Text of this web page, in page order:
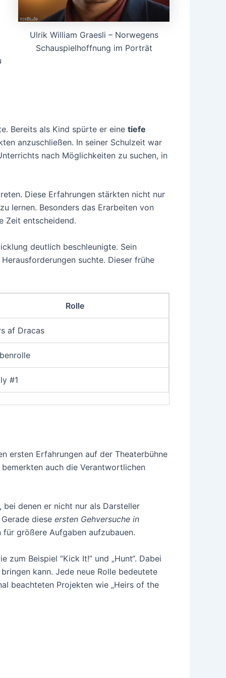
Ulrik William Graesli – Norwegens
Schauspielhoffnung im Porträt
Bereits als Kind spürte er eine tiefe
anzuschließen. In seiner Schulzeit war
nach Möglichkeiten zu suchen, in
Diese Erfahrungen stärkten nicht nur
lernen. Besonders das Erarbeiten von
Zeit entscheidend.
deutlich beschleunigte. Sein
suchte. Dieser frühe
Rolle
af Dracas
#1
ersten Erfahrungen auf der Theaterbühne
auch die Verantwortlichen
denen er nicht nur als Darsteller
diese ersten Gehversuche in
größere Aufgaben aufzubauen.
Beispiel “Kick It!” und „Hunt“. Dabei
kann. Jede neue Rolle bedeutete
beachteten Projekten wie „Heirs of the